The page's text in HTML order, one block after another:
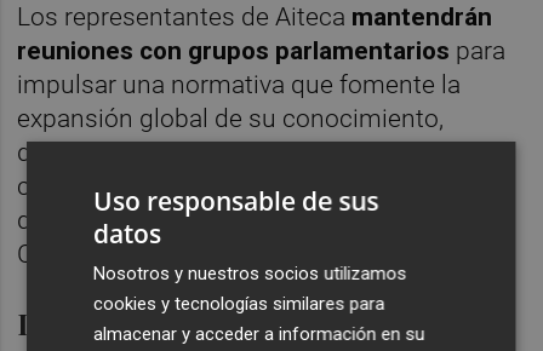
Los representantes de Aiteca mantendrán
reuniones con grupos parlamentarios para
impulsar una normativa que fomente la
expansión global de su conocimiento,
detectar sinergias de colaboración y
contribuir a potenciar el desarrollo de las
directrices de Ordenación Territorial de la
Cuenca Vertiente del Mar Menor.
Industria 4.0
Uso responsable de sus
datos
Nosotros y nuestros socios utilizamos
cookies y tecnologías similares para
almacenar y acceder a información en su